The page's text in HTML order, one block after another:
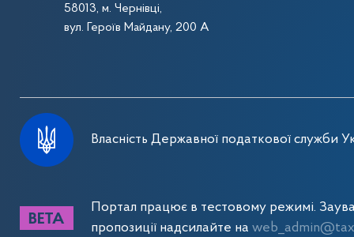
58013, м. Чернівці,
вул. Героїв Майдану, 200 А
Власність Державної податкової служби
Портал працює в тестовому режимі.
пропозиції надсилайте на